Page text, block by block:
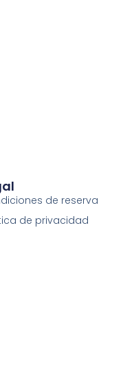
de reserva
de privacidad